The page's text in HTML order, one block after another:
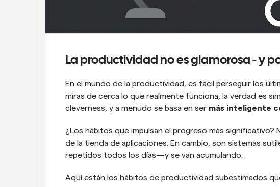
La productividad no es glamorosa - y
En el mundo de la productividad, es fácil perseguir los
miras de cerca lo que realmente funciona, la verdad es
cleverness, y a menudo se basa en ser más inteligente
¿Los hábitos que impulsan el progreso más significativo?
de la tienda de aplicaciones. En cambio, son sistemas
repetidos todos los días—y se van acumulando.
Aquí están los hábitos de productividad subestimados